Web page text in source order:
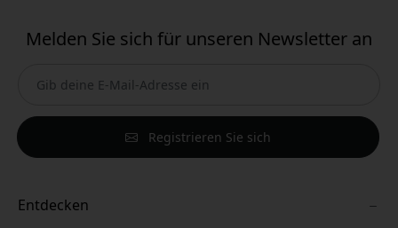
Melden Sie sich für unseren Newsletter an
Registrieren Sie sich
Entdecken